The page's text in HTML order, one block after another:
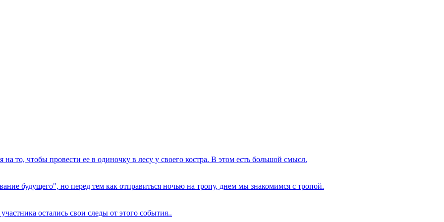
то, чтобы провести ее в одиночку в лесу у своего костра. В этом есть большой смысл.
будущего", но перед тем как отправиться ночью на тропу, днем мы знакомимся с тропой.
остались свои следы от этого события..